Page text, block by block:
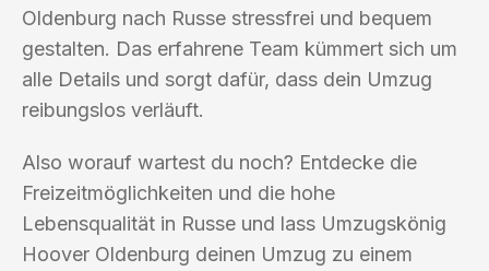
Oldenburg nach Russe stressfrei und bequem
gestalten. Das erfahrene Team kümmert sich um
alle Details und sorgt dafür, dass dein Umzug
reibungslos verläuft.
Also worauf wartest du noch? Entdecke die
Freizeitmöglichkeiten und die hohe
Lebensqualität in Russe und lass Umzugskönig
Hoover Oldenburg deinen Umzug zu einem